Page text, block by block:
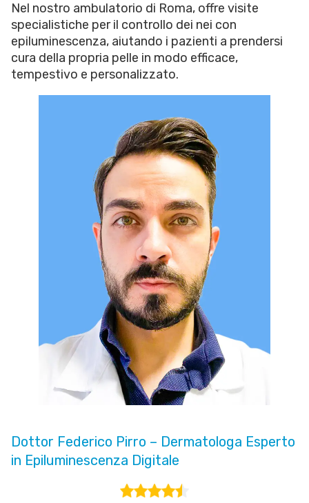
Nel nostro ambulatorio di Roma, offre visite
specialistiche per il controllo dei nei con
epiluminescenza, aiutando i pazienti a prendersi
cura della propria pelle in modo efficace,
tempestivo e personalizzato.
Dottor Federico Pirro – Dermatologa Esperto
in Epiluminescenza Digitale